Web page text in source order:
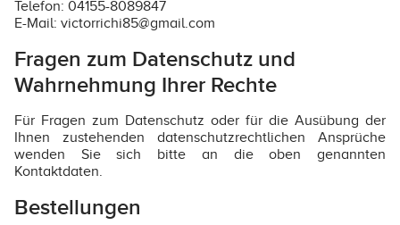
Telefon: 04155-8089847
E-Mail: victorrichi85@gmail.com
Fragen zum Datenschutz und
Wahrnehmung Ihrer Rechte
Für Fragen zum Datenschutz oder für die Ausübung der
Ihnen zustehenden datenschutzrechtlichen Ansprüche
wenden Sie sich bitte an die oben genannten
Kontaktdaten.
Bestellungen